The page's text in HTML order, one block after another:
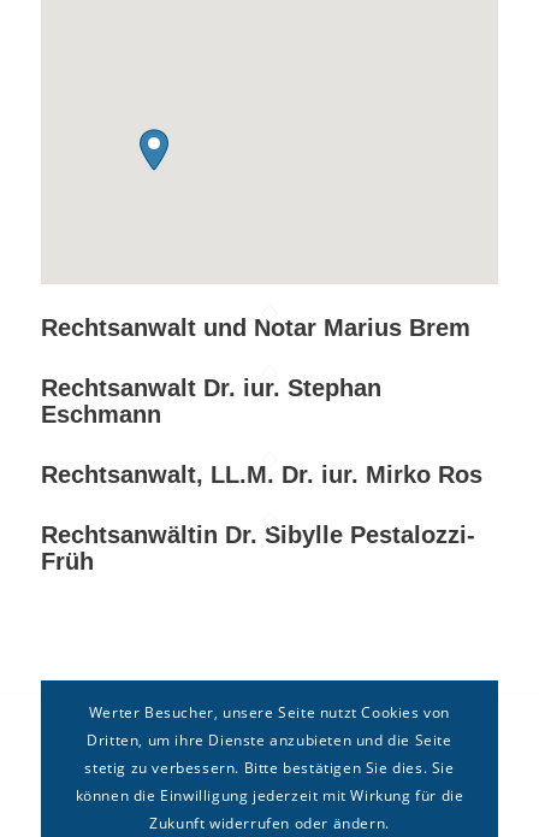
Rechtsanwalt und Notar Marius Brem
Rechtsanwalt Dr. iur. Stephan
Eschmann
Rechtsanwalt, LL.M. Dr. iur. Mirko Ros
Rechtsanwältin Dr. Sibylle Pestalozzi-
Früh
Werter Besucher, unsere Seite nutzt Cookies von
Dritten, um ihre Dienste anzubieten und die Seite
stetig zu verbessern. Bitte bestätigen Sie dies. Sie
können die Einwilligung jederzeit mit Wirkung für die
Zukunft widerrufen oder ändern.